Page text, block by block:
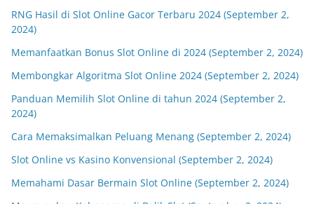
RNG Hasil di Slot Online Gacor Terbaru 2024 (September 2,
2024)
Memanfaatkan Bonus Slot Online di 2024 (September 2, 2024)
Membongkar Algoritma Slot Online 2024 (September 2, 2024)
Panduan Memilih Slot Online di tahun 2024 (September 2,
2024)
Cara Memaksimalkan Peluang Menang (September 2, 2024)
Slot Online vs Kasino Konvensional (September 2, 2024)
Memahami Dasar Bermain Slot Online (September 2, 2024)